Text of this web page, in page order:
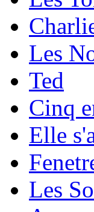
Les
Ted
Cinq
Elle
Les